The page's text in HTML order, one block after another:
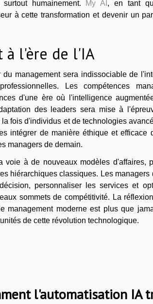
humainement. My AI , en tant
à cette transformation et devenir un
à l'ère de l'IA
management sera indissociable de
Les compétences
d'une ère où l'intelligence
des leaders sera mise à
fois d'individus et de technologies
intégrer de manière éthique et efficace
managers de demain.
voie à de nouveaux modèles d'affaires,
hiérarchiques classiques. Les
personnaliser les services et
sommets de compétitivité. La
management moderne est plus que
de cette révolution technologique.
l'automatisation IA